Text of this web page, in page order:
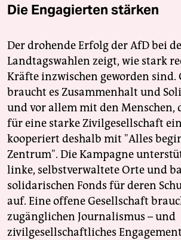
Die Engagierten stärken
Der drohende Erfolg der AfD bei
Landtagswahlen zeigt, wie stark
Kräfte inzwischen geworden sind.
braucht es Zusammenhalt und
und vor allem mit den Menschen,
für eine starke Zivilgesellschaft
kooperiert deshalb mit "Alles
Zentrum". Die Kampagne
linke, selbstverwaltete Orte und
solidarischen Fonds für deren
auf. Eine offene Gesellschaft
zugänglichen Journalismus – und
zivilgesellschaftliches